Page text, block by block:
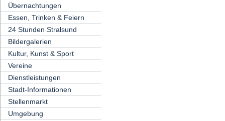
Übernachtungen
Essen, Trinken & Feiern
24 Stunden Stralsund
Bildergalerien
Kultur, Kunst & Sport
Vereine
Dienstleistungen
Stadt-Informationen
Stellenmarkt
Umgebung